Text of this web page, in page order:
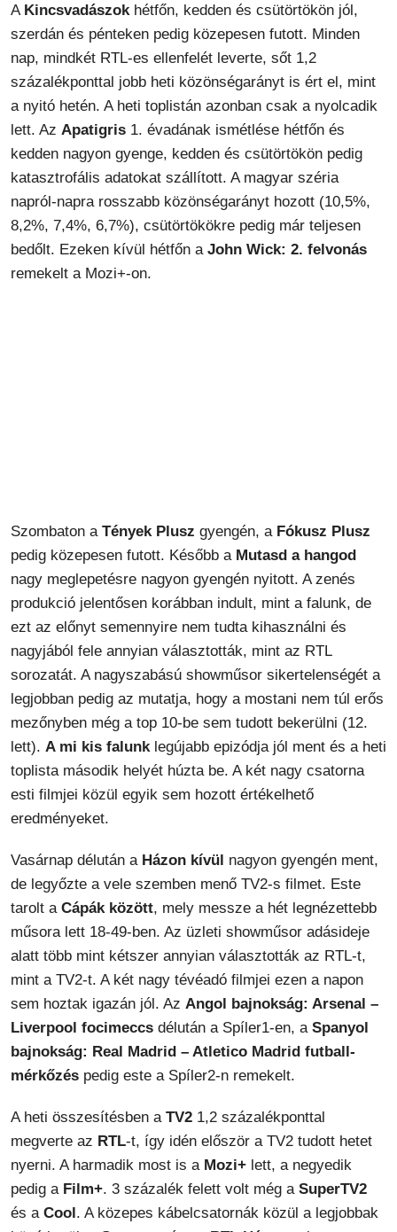
A Kincsvadászok hétfőn, kedden és csütörtökön jól,
szerdán és pénteken pedig közepesen futott. Minden
nap, mindkét RTL-es ellenfelét leverte, sőt 1,2
százalékponttal jobb heti közönségarányt is ért el, mint
a nyitó hetén. A heti toplistán azonban csak a nyolcadik
lett. Az Apatigris 1. évadának ismétlése hétfőn és
kedden nagyon gyenge, kedden és csütörtökön pedig
katasztrofális adatokat szállított. A magyar széria
napról-napra rosszabb közönségarányt hozott (10,5%,
8,2%, 7,4%, 6,7%), csütörtökökre pedig már teljesen
bedőlt. Ezeken kívül hétfőn a John Wick: 2. felvonás
remekelt a Mozi+-on.
Szombaton a Tények Plusz gyengén, a Fókusz Plusz
pedig közepesen futott. Később a Mutasd a hangod
nagy meglepetésre nagyon gyengén nyitott. A zenés
produkció jelentősen korábban indult, mint a falunk, de
ezt az előnyt semennyire nem tudta kihasználni és
nagyjából fele annyian választották, mint az RTL
sorozatát. A nagyszabású showműsor sikertelenségét a
legjobban pedig az mutatja, hogy a mostani nem túl erős
mezőnyben még a top 10-be sem tudott bekerülni (12.
lett). A mi kis falunk legújabb epizódja jól ment és a heti
toplista második helyét húzta be. A két nagy csatorna
esti filmjei közül egyik sem hozott értékelhető
eredményeket.
Vasárnap délután a Házon kívül nagyon gyengén ment,
de legyőzte a vele szemben menő TV2-s filmet. Este
tarolt a Cápák között, mely messze a hét legnézettebb
műsora lett 18-49-ben. Az üzleti showműsor adásideje
alatt több mint kétszer annyian választották az RTL-t,
mint a TV2-t. A két nagy tévéadó filmjei ezen a napon
sem hoztak igazán jól. Az Angol bajnokság: Arsenal –
Liverpool focimeccs délután a Spíler1-en, a Spanyol
bajnokság: Real Madrid – Atletico Madrid futball-
mérkőzés pedig este a Spíler2-n remekelt.
A heti összesítésben a TV2 1,2 százalékponttal
megverte az RTL-t, így idén először a TV2 tudott hetet
nyerni. A harmadik most is a Mozi+ lett, a negyedik
pedig a Film+. 3 százalék felett volt még a SuperTV2
és a Cool. A közepes kábelcsatornák közül a legjobbak